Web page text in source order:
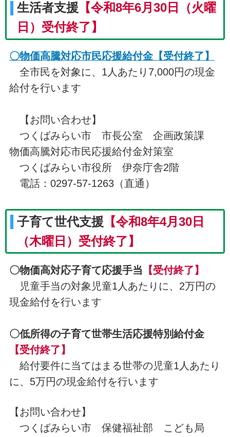
生活者支援 【令和8年6月30日（火曜
日）受付終了】
〇物価高騰対応市民応援給付金【受付終了】
全市民を対象に、1人あたり7,000円の現金
給付を行います
【お問い合わせ】
つくばみらい市 市長公室 企画政策課
物価高騰対応市民応援給付金対策室
つくばみらい市役所 伊奈庁舎2階
電話：0297-57-1263（直通）
子育て世代支援 【令和8年4月30日
（木曜日） 受付終了】
〇物価高対応子育て応援手当 【受付終了】
児童手当の対象児童1人あたりに、2万円の
現金給付を行います
〇低所得の子育て世帯生活応援特別給付金
【受付終了】
給付要件に当てはまる世帯の児童1人あたり
に、5万円の現金給付を行います
【お問い合わせ】
つくばみらい市 保健福祉部 こども局